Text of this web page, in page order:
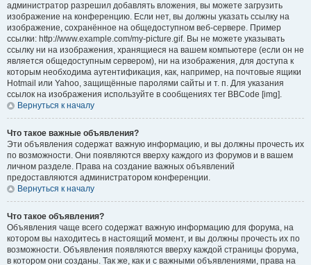
администратор разрешил добавлять вложения, вы можете загрузить
изображение на конференцию. Если нет, вы должны указать ссылку на
изображение, сохранённое на общедоступном веб-сервере. Пример
ссылки: http://www.example.com/my-picture.gif. Вы не можете указывать
ссылку ни на изображения, хранящиеся на вашем компьютере (если он не
является общедоступным сервером), ни на изображения, для доступа к
которым необходима аутентификация, как, например, на почтовые ящики
Hotmail или Yahoo, защищённые паролями сайты и т. п. Для указания
ссылок на изображения используйте в сообщениях тег BBCode [img].
Вернуться к началу
Что такое важные объявления?
Эти объявления содержат важную информацию, и вы должны прочесть их
по возможности. Они появляются вверху каждого из форумов и в вашем
личном разделе. Права на создание важных объявлений
предоставляются администратором конференции.
Вернуться к началу
Что такое объявления?
Объявления чаще всего содержат важную информацию для форума, на
котором вы находитесь в настоящий момент, и вы должны прочесть их по
возможности. Объявления появляются вверху каждой страницы форума,
в котором они созданы. Так же, как и с важными объявлениями, права на